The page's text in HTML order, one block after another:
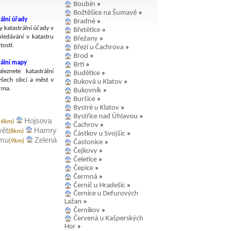
úřady
katastrální úřady v
v katastru
mapy
katastrální
obcí a měst v
Hojsova
(8km)
Hamry
(9km)
Zelená
Boubín »
Božtěšice na Šumavě »
Bradné »
Břetětice »
Břežany »
Březí u Čachrova »
Brod »
Brtí »
Budětice »
Buková u Klatov »
Bukovník »
Buršice »
Bystré u Klatov »
Bystřice nad Úhlavou »
Čachrov »
Částkov u Svojšic »
Častonice »
Čejkovy »
Čeletice »
Čepice »
Čermná »
Černíč u Hradešic »
Černice u Defurových
Lažan »
Černíkov »
Červená u Kašperských
Hor »